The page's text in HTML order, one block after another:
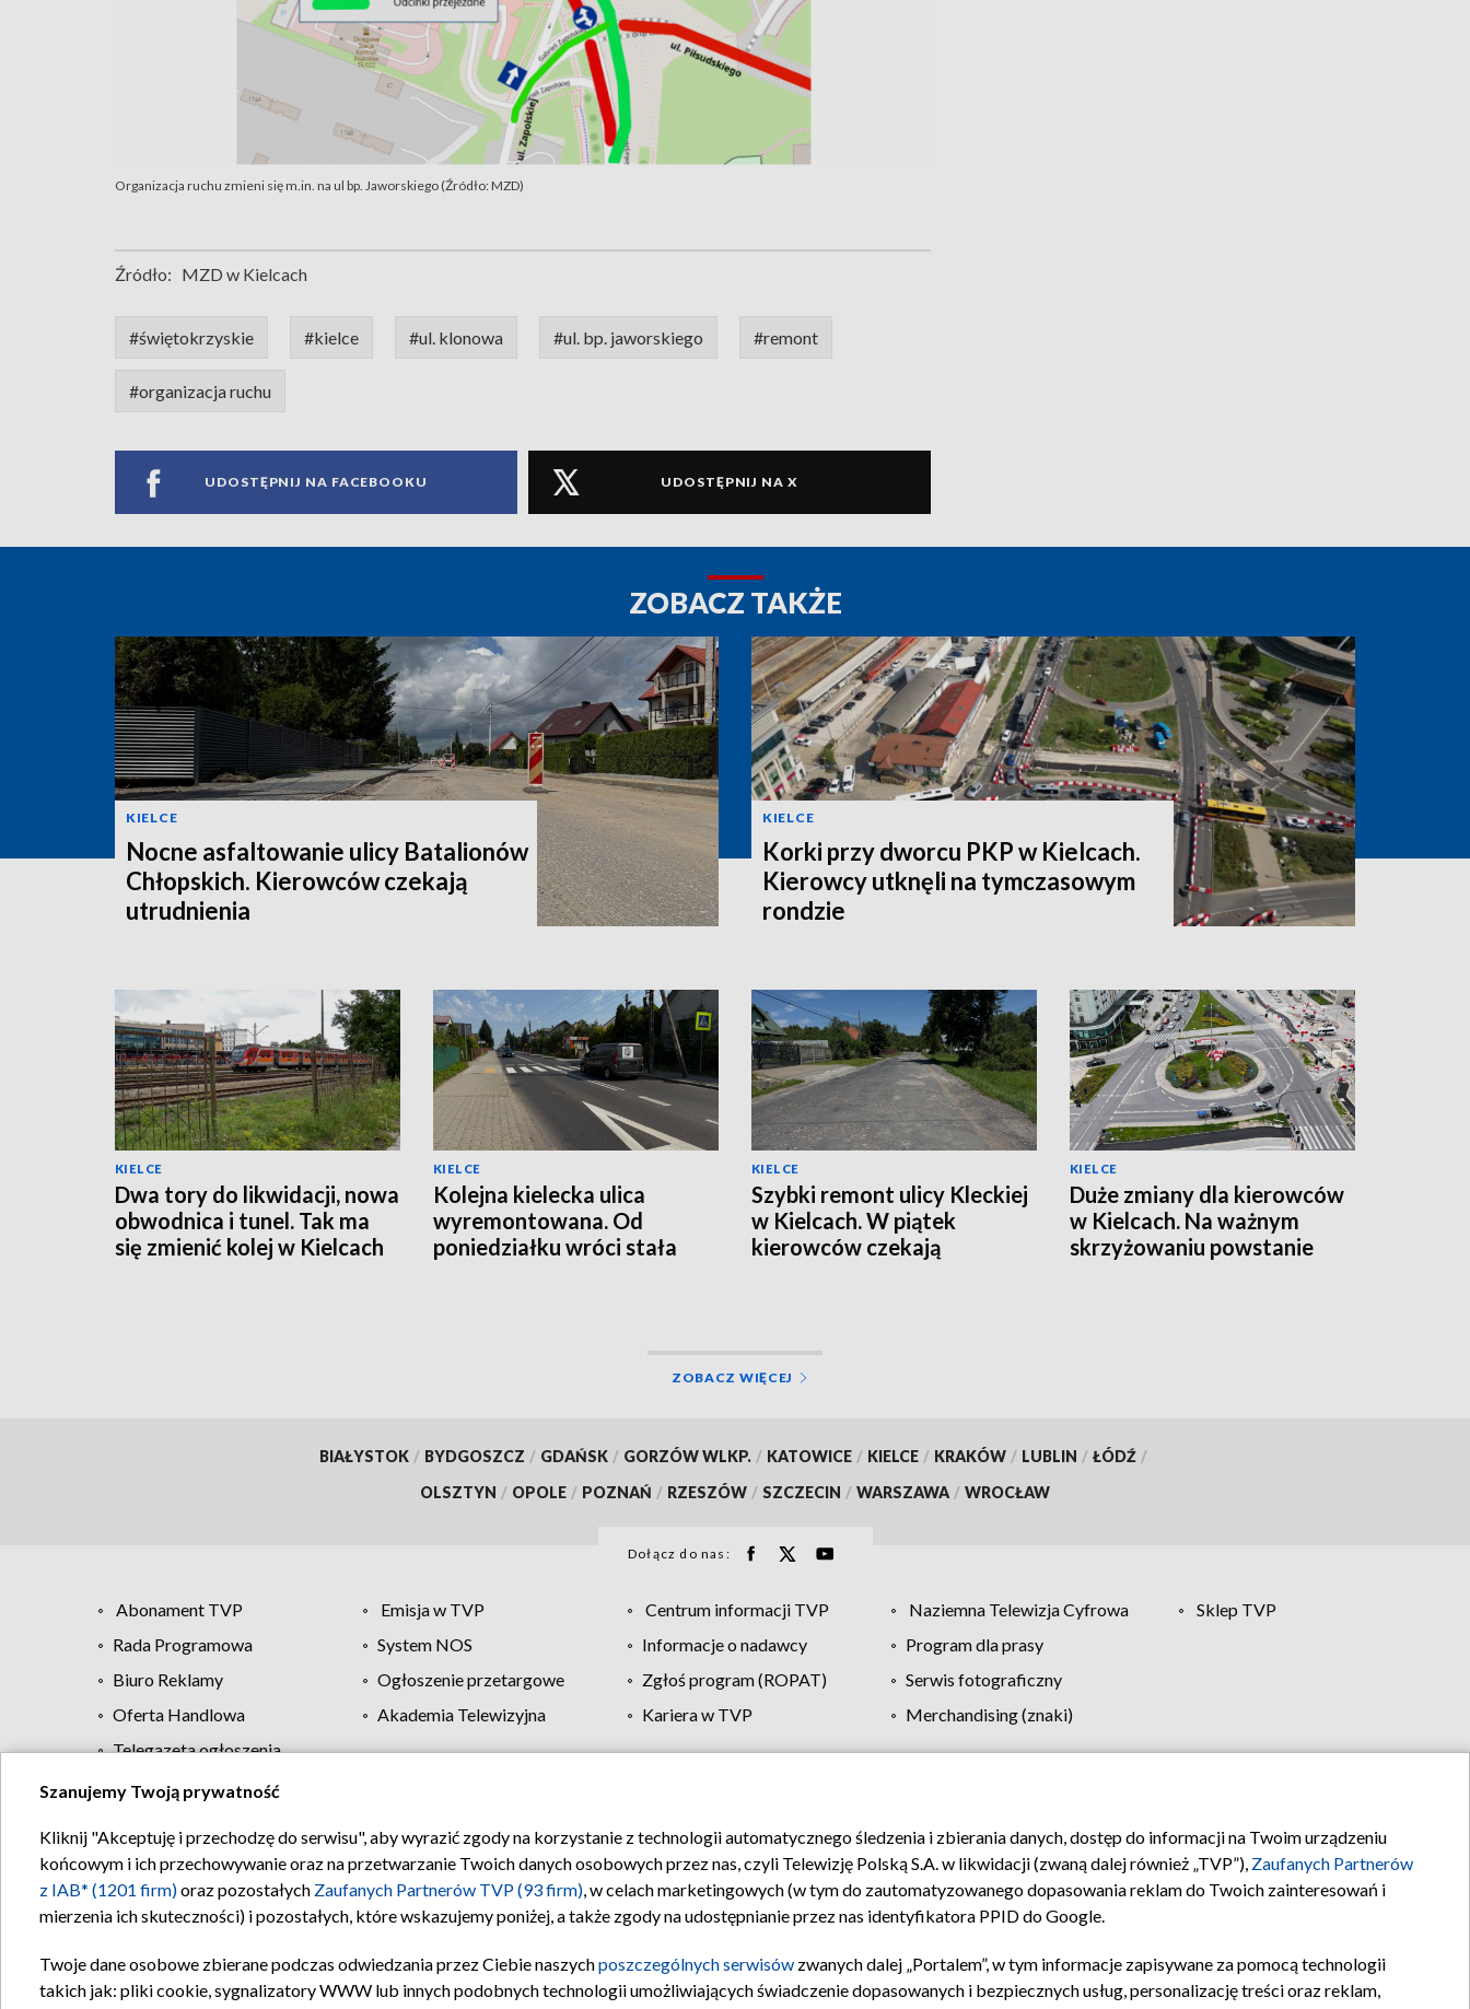
Organizacja ruchu zmieni się m.in. na ul bp. Jaworskiego (Źródło: MZD)
Źródło: MZD w Kielcach
#świętokrzyskie #kielce #ul. klonowa #ul. bp. jaworskiego #remont
#organizacja ruchu
UDOSTĘPNIJ NA FACEBOOKU UDOSTĘPNIJ NA X
ZOBACZ TAKŻE
KIELCE
Nocne asfaltowanie ulicy Batalionów
Chłopskich. Kierowców czekają
utrudnienia
KIELCE
Korki przy dworcu PKP w Kielcach.
Kierowcy utknęli na tymczasowym
rondzie
KIELCE
Dwa tory do likwidacji, nowa
obwodnica i tunel. Tak ma
się zmienić kolej w Kielcach
KIELCE
Kolejna kielecka ulica
wyremontowana. Od
poniedziałku wróci stała
KIELCE
Szybki remont ulicy Kleckiej
w Kielcach. W piątek
kierowców czekają
KIELCE
Duże zmiany dla kierowców
w Kielcach. Na ważnym
skrzyżowaniu powstanie
ZOBACZ WIĘCEJ
BIAŁYSTOK / BYDGOSZCZ / GDAŃSK / GORZÓW WLKP. / KATOWICE / KIELCE / KRAKÓW / LUBLIN / ŁÓDŹ /
OLSZTYN / OPOLE / POZNAŃ / RZESZÓW / SZCZECIN / WARSZAWA / WROCŁAW
Dołącz do nas:
Abonament TVP Emisja w TVP Centrum informacji TVP Naziemna Telewizja Cyfrowa
Sklep TVP
Rada Programowa
System NOS Informacje o nadawcy
Program dla prasy
Biuro Reklamy
Ogłoszenie przetargowe Zgłoś program (ROPAT)
Serwis fotograficzny
Oferta Handlowa
Akademia Telewizyjna Kariera w TVP
Merchandising (znaki)
Telegazeta ogłoszenia
Regulamin TVP Polityka prywatności Moje zgody Pomoc Biuro reklamy Kontakt
Szanujemy Twoją prywatność
Kliknij "Akceptuję i przechodzę do serwisu", aby wyrazić zgody na korzystanie z technologii automatycznego śledzenia i zbierania danych, dostęp do informacji na Twoim urządzeniu
końcowym i ich przechowywanie oraz na przetwarzanie Twoich danych osobowych przez nas, czyli Telewizję Polską S.A. w likwidacji (zwaną dalej również „TVP”), Zaufanych Partnerów
z IAB* (1201 firm)oraz pozostałych Zaufanych Partnerów TVP (93 firm), w celach marketingowych (w tym do zautomatyzowanego dopasowania reklam do Twoich zainteresowań i
mierzenia ich skuteczności) i pozostałych, które wskazujemy poniżej, a także zgody na udostępnianie przez nas identyfikatora PPID do Google.
Twoje dane osobowe zbierane podczas odwiedzania przez Ciebie naszychposzczególnych serwisów zwanych dalej „Portalem”, w tym informacje zapisywane za pomocą technologii
takich jak: pliki cookie, sygnalizatory WWW lub innych podobnych technologii umożliwiających świadczenie dopasowanych i bezpiecznych usług, personalizację treści oraz reklam,